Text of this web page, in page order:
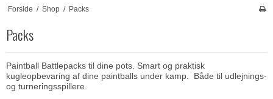
Forside / Shop / Packs
Packs
Paintball Battlepacks til dine pots. Smart og praktisk
kugleopbevaring af dine paintballs under kamp. Både til udlejnings-
og turneringsspillere.